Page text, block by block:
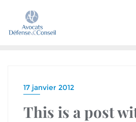
17 janvier 2012
This is a post